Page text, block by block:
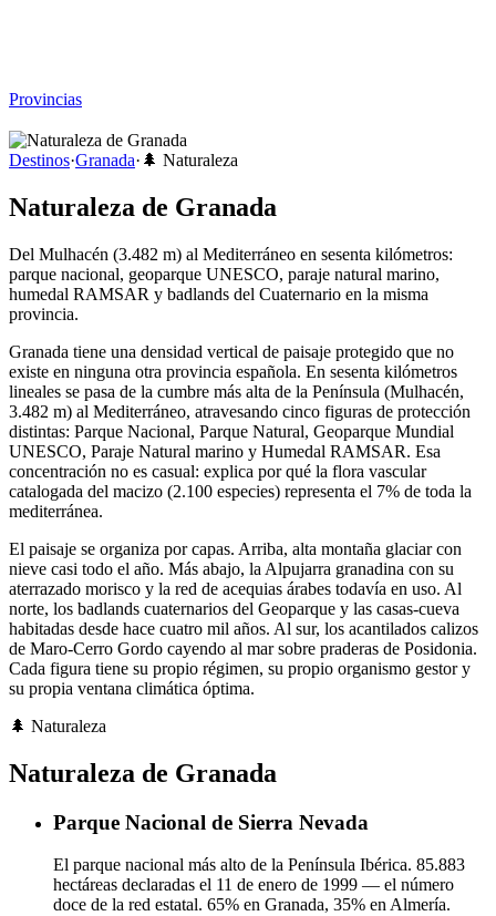
Provincias
Destinos·Granada· 🌲 Naturaleza
Naturaleza de Granada
Del Mulhacén (3.482 m) al Mediterráneo en sesenta kilómetros:
parque nacional, geoparque UNESCO, paraje natural marino,
humedal RAMSAR y badlands del Cuaternario en la misma
provincia.
Granada tiene una densidad vertical de paisaje protegido que no
existe en ninguna otra provincia española. En sesenta kilómetros
lineales se pasa de la cumbre más alta de la Península (Mulhacén,
3.482 m) al Mediterráneo, atravesando cinco figuras de protección
distintas: Parque Nacional, Parque Natural, Geoparque Mundial
UNESCO, Paraje Natural marino y Humedal RAMSAR. Esa
concentración no es casual: explica por qué la flora vascular
catalogada del macizo (2.100 especies) representa el 7% de toda la
mediterránea.
El paisaje se organiza por capas. Arriba, alta montaña glaciar con
nieve casi todo el año. Más abajo, la Alpujarra granadina con su
aterrazado morisco y la red de acequias árabes todavía en uso. Al
norte, los badlands cuaternarios del Geoparque y las casas-cueva
habitadas desde hace cuatro mil años. Al sur, los acantilados calizos
de Maro-Cerro Gordo cayendo al mar sobre praderas de Posidonia.
Cada figura tiene su propio régimen, su propio organismo gestor y
su propia ventana climática óptima.
🌲 Naturaleza
Naturaleza de Granada
Parque Nacional de Sierra Nevada
El parque nacional más alto de la Península Ibérica. 85.883
hectáreas declaradas el 11 de enero de 1999 — el número
doce de la red estatal. 65% en Granada, 35% en Almería.